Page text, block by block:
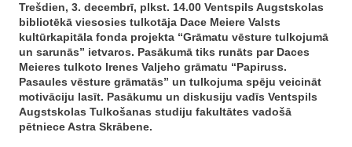
Trešdien, 3. decembrī, plkst. 14.00 Ventspils Augstskolas
bibliotēkā viesosies tulkotāja Dace Meiere Valsts
kultūrkapitāla fonda projekta “Grāmatu vēsture tulkojumā
un sarunās” ietvaros. Pasākumā tiks runāts par Daces
Meieres tulkoto Irenes Valjeho grāmatu “Papiruss.
Pasaules vēsture grāmatās” un tulkojuma spēju veicināt
motivāciju lasīt. Pasākumu un diskusiju vadīs Ventspils
Augstskolas Tulkošanas studiju fakultātes vadošā
pētniece Astra Skrābene.